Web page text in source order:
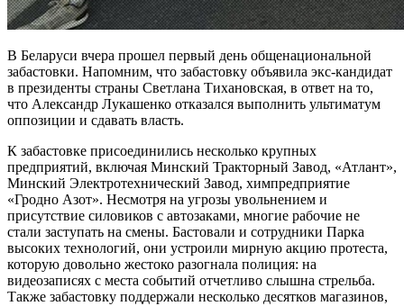
В Беларуси вчера прошел первый день общенациональной
забастовки. Напомним, что забастовку объявила экс-кандидат
в президенты страны Светлана Тихановская, в ответ на то,
что Александр Лукашенко отказался выполнить ультиматум
оппозиции и сдавать власть.
К забастовке присоединились несколько крупных
предприятий, включая Минский Тракторный Завод, «Атлант»,
Минский Электротехнический Завод, химпредприятие
«Гродно Азот». Несмотря на угрозы увольнением и
присутствие силовиков с автозаками, многие рабочие не
стали заступать на смены. Бастовали и сотрудники Парка
высоких технологий, они устроили мирную акцию протеста,
которую довольно жестоко разогнала полиция: на
видеозаписях с места событий отчетливо слышна стрельба.
Также забастовку поддержали несколько десятков магазинов,